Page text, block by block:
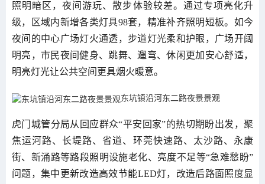
照明暗区，夜间游玩、散步体验较差。通过专项亮化升
级，区域内新增各类灯具98套，精准补齐照明短板。如今
夜间的中心广场灯火通透，步道灯光柔和护眼，广场开阔
明亮，市民夜间健身、跳舞、遛弯、休闲更加安心舒适，
明亮灯光让公共空间更具烟火暖意。
东坑镇沿河东二路夜景景观
虎门城管分局从回应群众“平安回家”的热切期盼出发，聚
焦运河路、长堤路、省道、环莞快速路、太沙路、永康
街、新涌路等路段照明设施老化、亮度不足等“急难愁盼”
问题，集中更新改造高效节能LED灯，改造后路面照度显